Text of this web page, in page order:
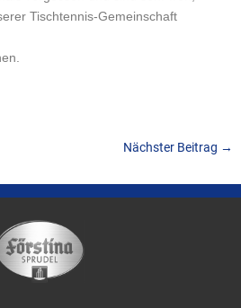
Tischtennis-Gemeinschaft
Nächster Beitrag →